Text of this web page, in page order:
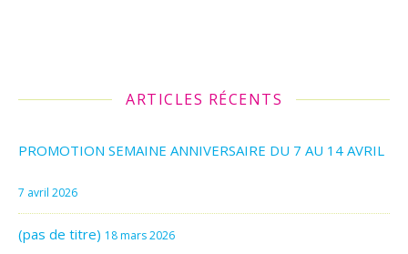
ARTICLES RÉCENTS
PROMOTION SEMAINE ANNIVERSAIRE DU 7 AU 14 AVRIL
7 avril 2026
(pas de titre) 18 mars 2026